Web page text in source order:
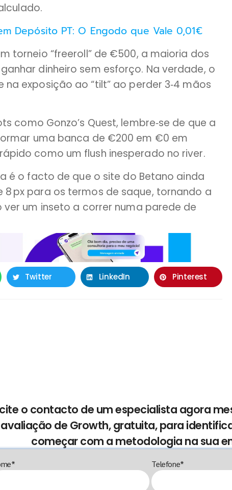
Depósito PT: O Engodo que Vale 0,01€
torneio “freeroll” de €500, a maioria dos
dinheiro sem esforço. Na verdade, o
exposição ao “tilt” ao perder 3‑4 mãos
como Gonzo’s Quest, lembre‑se de que a
uma banca de €200 em €0 em
como um flush inesperado no river.
é o facto de que o site do Betano ainda
px para os termos de saque, tornando a
um inseto a correr numa parede de
Twitter LinkedIn Pinterest
o contacto de um especialista agora
avaliação de Growth, gratuita, para
começar com a metodologia na sua
Telefone*